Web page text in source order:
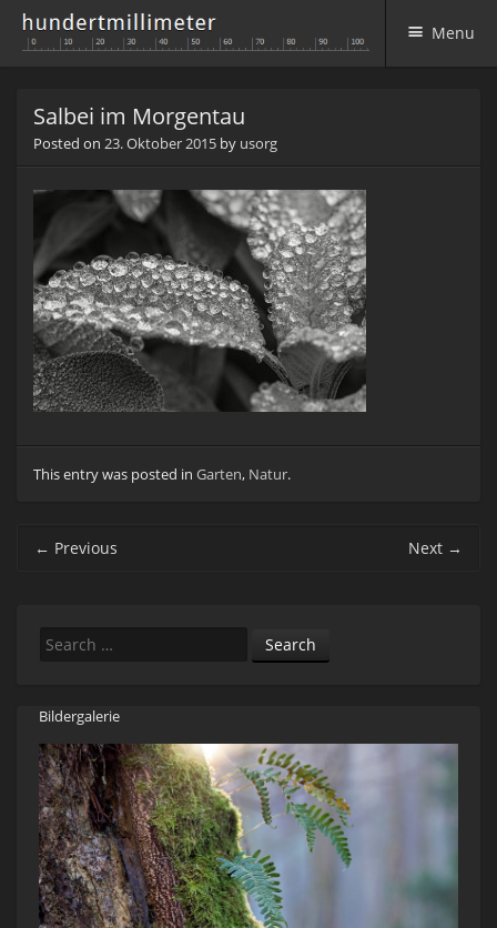
Menu
Salbei im Morgentau
Posted on 23. Oktober 2015 by usorg
This entry was posted in Garten, Natur.
Post navigation
← Previous Next →
Search
Bildergalerie